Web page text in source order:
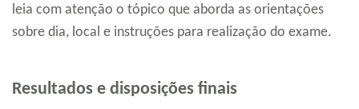
leia com atenção o tópico que aborda as orientações
sobre dia, local e instruções para realização do exame.
Resultados e disposições finais